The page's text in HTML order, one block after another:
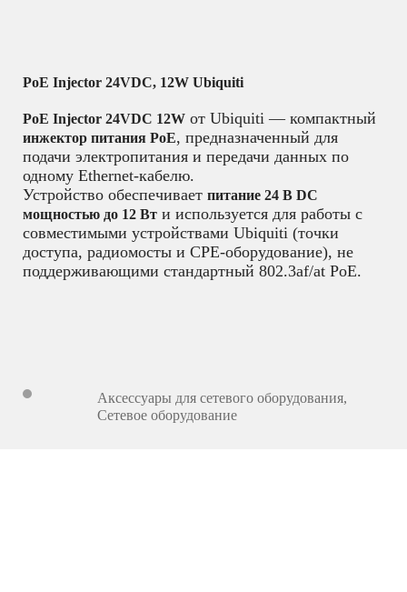
PoE Injector 24VDC, 12W Ubiquiti
PoE Injector 24VDC 12W от Ubiquiti — компактный
инжектор питания PoE, предназначенный для
подачи электропитания и передачи данных по
одному Ethernet-кабелю.
Устройство обеспечивает питание 24 В DC
мощностью до 12 Вт и используется для работы с
совместимыми устройствами Ubiquiti (точки
доступа, радиомосты и CPE-оборудование), не
поддерживающими стандартный 802.3af/at PoE.
Аксессуары для сетевого оборудования,
Сетевое оборудование